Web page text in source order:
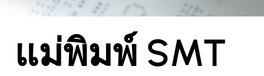
แม่พิมพ์ SMT